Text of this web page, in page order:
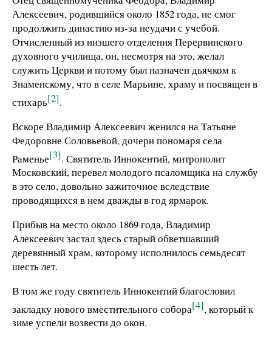
Алексеевич, родившийся около 1852 года, не смог
продолжить династию из-за неудачи с учебой.
Отчисленный из низшего отделения Перервинского
духовного училища, он, несмотря на это, желал
служить Церкви и потому был назначен дьячком к
Знаменскому, что в селе Марьине, храму и посвящен в
стихарь[2].
Вскоре Владимир Алексеевич женился на Татьяне
Федоровне Соловьевой, дочери пономаря села
Раменье[3]. Святитель Иннокентий, митрополит
Московский, перевел молодого псаломщика на службу
в это село, довольно зажиточное вследствие
проводящихся в нем дважды в год ярмарок.
Прибыв на место около 1869 года, Владимир
Алексеевич застал здесь старый обветшавший
деревянный храм, которому исполнилось семьдесят
шесть лет.
В том же году святитель Иннокентий благословил
закладку нового вместительного собора[4], который к
зиме успели возвести до окон.